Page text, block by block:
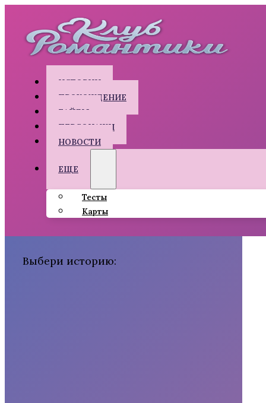
ИСТОРИИ
ПРОХОЖДЕНИЕ
ГАЙДЫ
ПЕРСОНАЖИ
НОВОСТИ
ЕЩЕ
Тесты
Карты
Выбери историю: